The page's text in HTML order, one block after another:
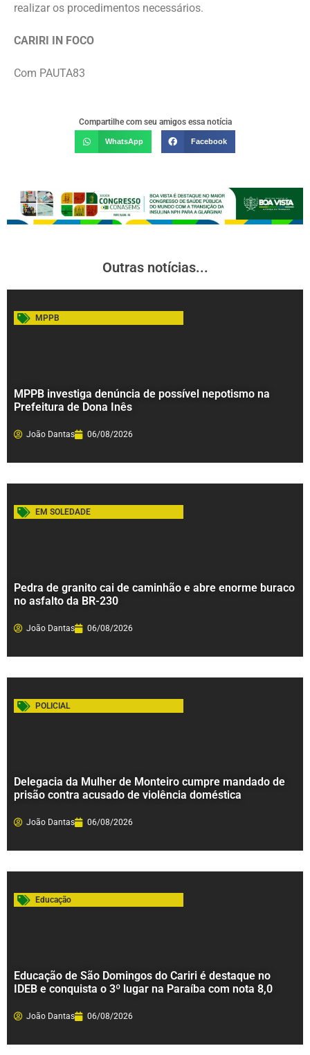
realizar os procedimentos necessários.
CARIRI IN FOCO
Com PAUTA83
Compartilhe com seu amigos essa notícia
WhatsApp Facebook
Outras notícias...
MPPB
MPPB investiga denúncia de possível nepotismo na
Prefeitura de Dona Inês
João Dantas 06/08/2026
EM SOLEDADE
Pedra de granito cai de caminhão e abre enorme buraco
no asfalto da BR-230
João Dantas 06/08/2026
POLICIAL
Delegacia da Mulher de Monteiro cumpre mandado de
prisão contra acusado de violência doméstica
João Dantas 06/08/2026
Educação
Educação de São Domingos do Cariri é destaque no
IDEB e conquista o 3º lugar na Paraíba com nota 8,0
João Dantas 06/08/2026